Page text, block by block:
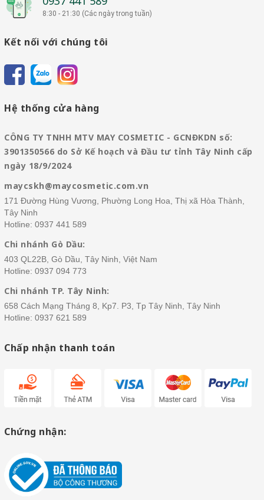
8:30 - 21:30 (Các ngày trong tuần)
Kết nối với chúng tôi
Hệ thống cửa hàng
CÔNG TY TNHH MTV MAY COSMETIC - GCNĐKDN số:
3901350566 do Sở Kế hoạch và Đầu tư tỉnh Tây Ninh cấp
ngày 18/9/2024
maycskh@maycosmetic.com.vn
171 Đường Hùng Vương, Phường Long Hoa, Thị xã Hòa Thành,
Tây Ninh
Hotline: 0937 441 589
Chi nhánh Gò Dầu:
403 QL22B, Gò Dầu, Tây Ninh, Việt Nam
Hotline: 0937 094 773
Chi nhánh TP. Tây Ninh:
658 Cách Mạng Tháng 8, Kp7. P3, Tp Tây Ninh, Tây Ninh
Hotline: 0937 621 589
Chấp nhận thanh toán
Chứng nhận: